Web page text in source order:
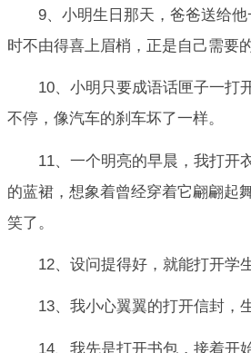
9、小明生日那天，爸爸送给
时不由得喜上眉梢，正是自己需要
10、小明只要成语话匣子一打
不停，像汽车的刹车坏了一样。
11、一个明亮的早晨，我打开
的蓝裙，想象着曾经穿着它翩翩起
笑了。
12、设问提得好，就能打开学
13、我小心翼翼的打开信封，
14、我先是打开书包，接着开